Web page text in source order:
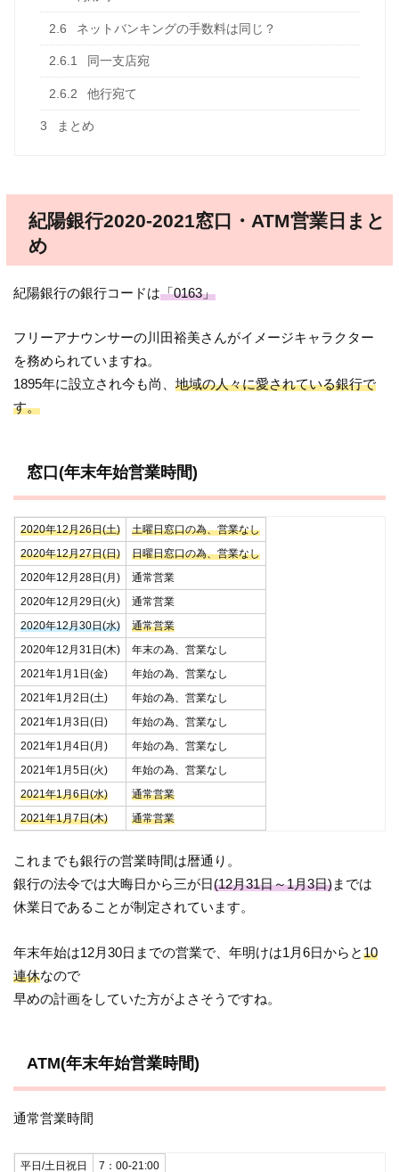
2.6 ネットバンキングの手数料は同じ？
2.6.1 同一支店宛
2.6.2 他行宛て
3 まとめ
紀陽銀行2020-2021窓口・ATM営業日まと
め
紀陽銀行の銀行コードは「0163」
フリーアナウンサーの川田裕美さんがイメージキャラクター
を務められていますね。
1895年に設立され今も尚、地域の人々に愛されている銀行で
す。
窓口(年末年始営業時間)
2020年12月26日(土)
土曜日窓口の為、営業なし
2020年12月27日(日)
日曜日窓口の為、営業なし
2020年12月28日(月)
通常営業
2020年12月29日(火)
通常営業
2020年12月30日(水)
通常営業
2020年12月31日(木)
年末の為、営業なし
2021年1月1日(金)
年始の為、営業なし
2021年1月2日(土)
年始の為、営業なし
2021年1月3日(日)
年始の為、営業なし
2021年1月4日(月)
年始の為、営業なし
2021年1月5日(火)
年始の為、営業なし
2021年1月6日(水)
通常営業
2021年1月7日(木)
通常営業
これまでも銀行の営業時間は暦通り。
銀行の法令では大晦日から三が日(12月31日～1月3日)までは
休業日であることが制定されています。
年末年始は12月30日までの営業で、年明けは1月6日からと10
連休なので
早めの計画をしていた方がよさそうですね。
ATM(年末年始営業時間)
通常営業時間
平日/土日祝日 7：00-21:00